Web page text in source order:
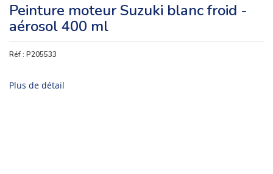
Peinture moteur Suzuki blanc froid -
aérosol 400 ml
Réf : P205533
Plus de détail